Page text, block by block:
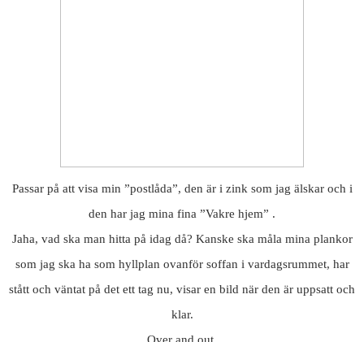
Passar på att visa min ”postlåda”, den är i zink som jag älskar och i
den har jag mina fina ”Vakre hjem” .
Jaha, vad ska man hitta på idag då? Kanske ska måla mina plankor
som jag ska ha som hyllplan ovanför soffan i vardagsrummet, har
stått och väntat på det ett tag nu, visar en bild när den är uppsatt och
klar.